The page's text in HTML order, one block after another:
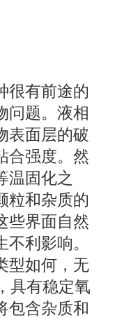
很有前途的
问题。液相
表面层的破
合强度。然
温固化之
粒和杂质的
些界面自然
利影响。
型如何，无
具有稳定氧
包含杂质和